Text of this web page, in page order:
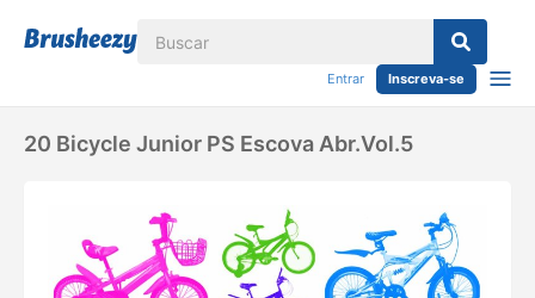
Entrar Inscreva-se
20 Bicycle Junior PS Escova Abr.Vol.5